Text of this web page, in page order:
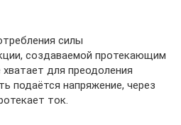
силы
создаваемой протекающим
для преодоления
подаётся напряжение, через
ток.